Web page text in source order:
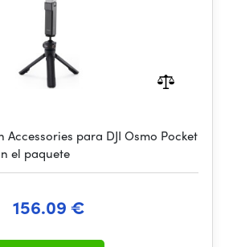
Accessories para DJI Osmo Pocket
el paquete
156.09 €